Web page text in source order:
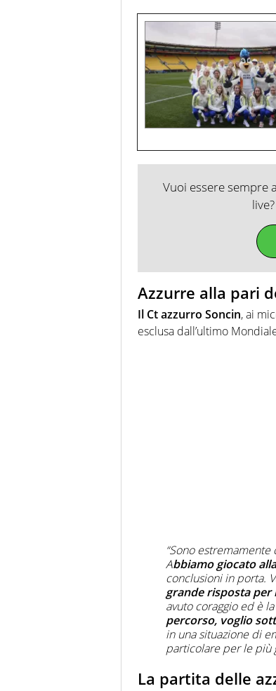
Vuoi essere sempre
Azzurre alla pari
Il Ct azzurro Soncin, ai
esclusa dall’ultimo
“Sono
Abbiamo giocato
conclusioni in porta.
grande risposta per
avuto coraggio ed è
percorso, voglio
in una situazione di
particolare per le più
La partita delle